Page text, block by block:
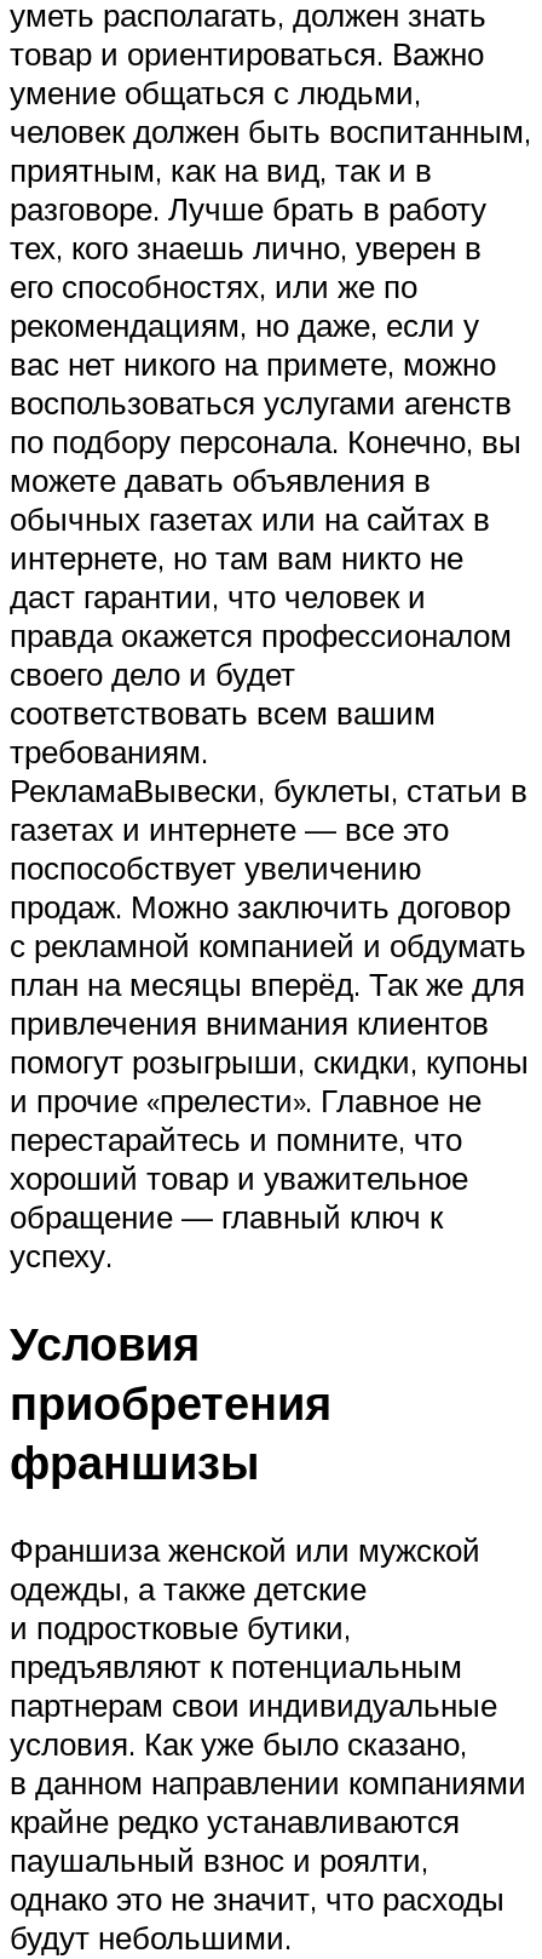
уметь располагать, должен знать
товар и ориентироваться. Важно
умение общаться с людьми,
человек должен быть воспитанным,
приятным, как на вид, так и в
разговоре. Лучше брать в работу
тех, кого знаешь лично, уверен в
его способностях, или же по
рекомендациям, но даже, если у
вас нет никого на примете, можно
воспользоваться услугами агенств
по подбору персонала. Конечно, вы
можете давать объявления в
обычных газетах или на сайтах в
интернете, но там вам никто не
даст гарантии, что человек и
правда окажется профессионалом
своего дело и будет
соответствовать всем вашим
требованиям.
РекламаВывески, буклеты, статьи в
газетах и интернете — все это
поспособствует увеличению
продаж. Можно заключить договор
с рекламной компанией и обдумать
план на месяцы вперёд. Так же для
привлечения внимания клиентов
помогут розыгрыши, скидки, купоны
и прочие «прелести». Главное не
перестарайтесь и помните, что
хороший товар и уважительное
обращение — главный ключ к
успеху.
Условия
приобретения
франшизы
Франшиза женской или мужской
одежды, а также детские
и подростковые бутики,
предъявляют к потенциальным
партнерам свои индивидуальные
условия. Как уже было сказано,
в данном направлении компаниями
крайне редко устанавливаются
паушальный взнос и роялти,
однако это не значит, что расходы
будут небольшими.